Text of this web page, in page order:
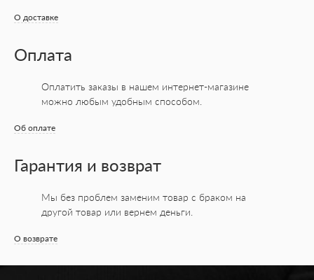
О доставке
Оплата
Оплатить заказы в нашем интернет-магазине
можно любым удобным способом.
Об оплате
Гарантия и возврат
Мы без проблем заменим товар с браком на
другой товар или вернем деньги.
О возврате